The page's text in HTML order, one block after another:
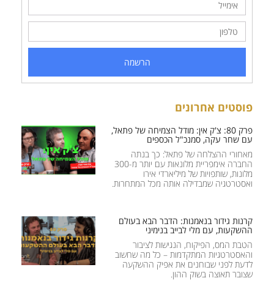
הרשמה
פוסטים אחרונים
פרק 80: צ'ק אין: מודל הצמיחה של פתאל,
עם שחר עקה, סמנכ"ל הכספים
מאחורי ההצלחה של פתאל: כך בנתה
החברה אימפריית מלונאות עם יותר מ-300
מלונות, שותפויות של מיליארדי אירו
ואסטרטגיה שמבדילה אותה מכל המתחרות.
קרנות גידור בנאמנות: הדבר הבא בעולם
ההשקעות, עם מלי לבייב בנימיני
הטבת המס, הפיקוח, הנגישות לציבור
והאסטרטגיות המתקדמות – כל מה שחשוב
לדעת לפני שבוחנים את אפיק ההשקעה
שצובר תאוצה בשוק ההון.